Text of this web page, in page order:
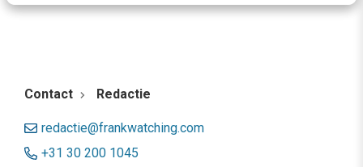
Contact Redactie
redactie@frankwatching.com
+31 30 200 1045